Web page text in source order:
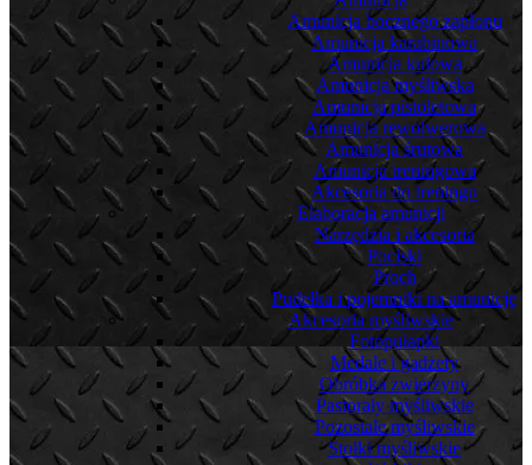
Amunicja bocznego zapłonu
Amunicja karabinowa
Amunicja kulowa
Amunicja myśliwska
Amunicja pistoletowa
Amunicja rewolwerowa
Amunicja śrutowa
Amunicja treningowa
Akcesoria do treningu
Elaboracja amunicji
Narzędzia i akcesoria
Pociski
Proch
Pudełka i pojemniki na amunicję
Akcesoria myśliwskie
Fotopułapki
Medale i gadżety
Obróbka zwierzyny
Pastorały myśliwskie
Pozostałe myśliwskie
Stołki myśliwskie